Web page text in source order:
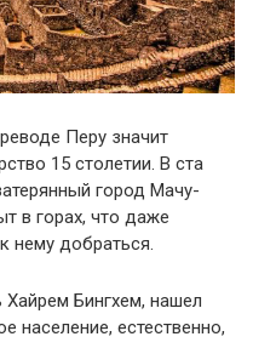
Перу значит
15 столетии. В ста
город Мачу-
в горах, что даже
нему добраться.
Хайрем Бингхем, нашел
население, естественно,